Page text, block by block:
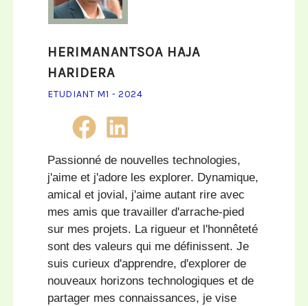
HERIMANANTSOA HAJA
HARIDERA
ETUDIANT M1 - 2024
Passionné de nouvelles technologies,
j'aime et j'adore les explorer. Dynamique,
amical et jovial, j'aime autant rire avec
mes amis que travailler d'arrache-pied
sur mes projets. La rigueur et l'honnêteté
sont des valeurs qui me définissent. Je
suis curieux d'apprendre, d'explorer de
nouveaux horizons technologiques et de
partager mes connaissances, je vise